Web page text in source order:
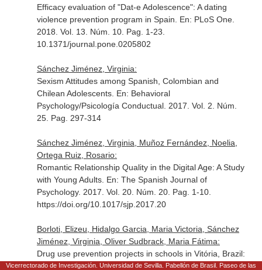
Efficacy evaluation of "Dat-e Adolescence": A dating
violence prevention program in Spain. En: PLoS One.
2018. Vol. 13. Núm. 10. Pag. 1-23.
10.1371/journal.pone.0205802
Sánchez Jiménez, Virginia:
Sexism Attitudes among Spanish, Colombian and
Chilean Adolescents. En: Behavioral
Psychology/Psicología Conductual. 2017. Vol. 2. Núm.
25. Pag. 297-314
Sánchez Jiménez, Virginia, Muñoz Fernández, Noelia,
Ortega Ruiz, Rosario:
Romantic Relationship Quality in the Digital Age: A Study
with Young Adults. En: The Spanish Journal of
Psychology. 2017. Vol. 20. Núm. 20. Pag. 1-10.
https://doi.org/10.1017/sjp.2017.20
Borloti, Elizeu, Hidalgo Garcia, Maria Victoria, Sánchez
Jiménez, Virginia, Oliver Sudbrack, Maria Fátima:
Drug use prevention projects in schools in Vitória, Brazil:
quality analysis and improvement proposals.En:
Vicerrectorado de Investigación. Universidad de Sevilla. Pabellón de Brasil. Paseo de las